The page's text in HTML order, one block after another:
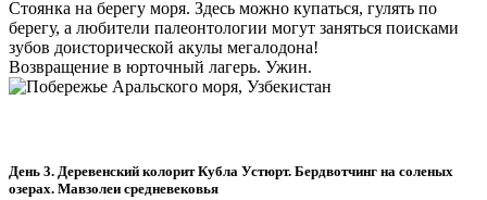
Стоянка на берегу моря. Здесь можно купаться, гулять по
берегу, а любители палеонтологии могут заняться поисками
зубов доисторической акулы мегалодона!
Возвращение в юрточный лагерь. Ужин.
День 3. Деревенский колорит Кубла Устюрт. Бердвотчинг на соленых
озерах. Мавзолеи средневековья